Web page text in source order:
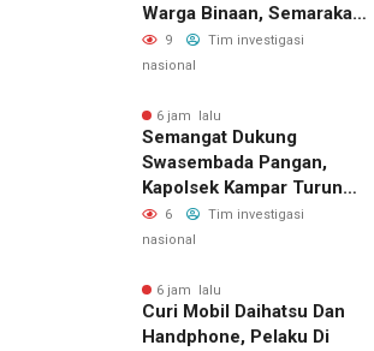
Warga Binaan, Semarakan
HUT RI Ke-81
9
Tim investigasi
nasional
6 jam lalu
Semangat Dukung
Swasembada Pangan,
Kapolsek Kampar Turun
Langsung Panen Jagung
Di Sendayan
6
Tim investigasi
nasional
6 jam lalu
Curi Mobil Daihatsu Dan
Handphone, Pelaku Di